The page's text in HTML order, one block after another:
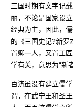
三国时期有文字记
丽，不论是国家设
经典为主，因此，
的《三国史记?新罗
置卿一人，又置工
学有关，意思为“新
百济虽没有建立儒
谓，在武宁王和圣